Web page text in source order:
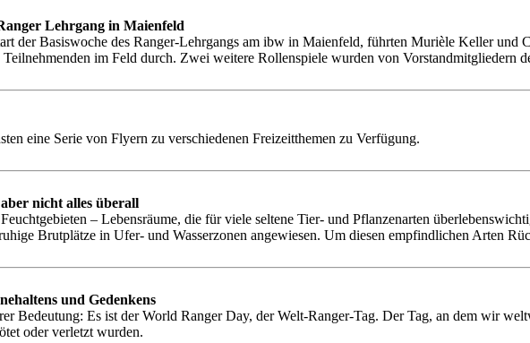
Lehrgang in Maienfeld
der Basiswoche des Ranger-Lehrgangs am ibw in Maienfeld, führten Murièle Keller
im Feld durch. Zwei weitere Rollenspiele wurden von Vorstandmitgliedern
eine Serie von Flyern zu verschiedenen Freizeitthemen zu Verfügung.
nicht alles überall
– Lebensräume, die für viele seltene Tier- und Pflanzenarten
Brutplätze in Ufer- und Wasserzonen angewiesen. Um diesen empfindlichen Arten
und Gedenkens
Bedeutung: Es ist der World Ranger Day, der Welt-Ranger-Tag. Der Tag, an dem wir
oder verletzt wurden.